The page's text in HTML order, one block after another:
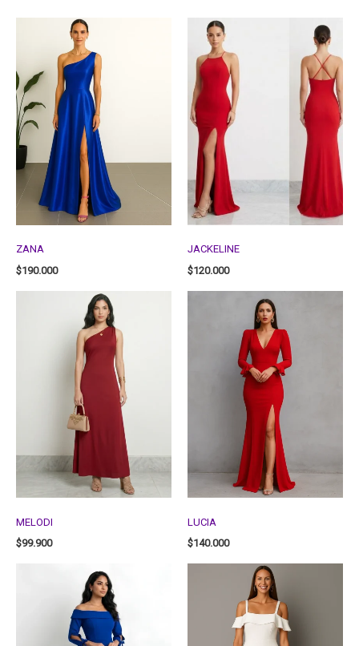
ZANA
$190.000
JACKELINE
$120.000
MELODI
$99.900
LUCIA
$140.000